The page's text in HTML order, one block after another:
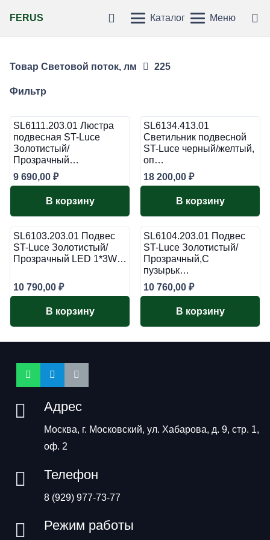
FERUS Каталог Меню
Товар Световой поток, лм 225
Фильтр
SL6111.203.01 Люстра
подвесная ST-Luce
Золотистый/
Прозрачный…
9 690,00 ₽
В корзину
SL6134.413.01
Светильник подвесной
ST-Luce черный/желтый,
оп…
18 200,00 ₽
В корзину
SL6103.203.01 Подвес
ST-Luce Золотистый/
Прозрачный LED 1*3W…
10 790,00 ₽
В корзину
SL6104.203.01 Подвес
ST-Luce Золотистый/
Прозрачный,С
пузырьк…
10 760,00 ₽
В корзину
Адрес
Москва, г. Московский, ул. Хабарова, д. 9, стр. 1,
оф. 2
Телефон
8 (929) 977-73-77
Режим работы